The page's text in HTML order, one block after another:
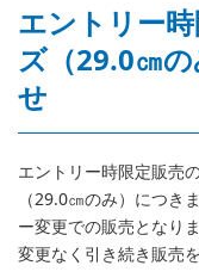
エントリー
ズ（29.0㎝
せ
エントリー時限定販売
（29.0㎝のみ）につき
ー変更での販売となり
変更なく引き続き販売